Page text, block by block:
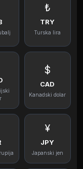
₺
TRY
Turska lira
$
CAD
Kanadski dolar
¥
JPY
Japanski jen